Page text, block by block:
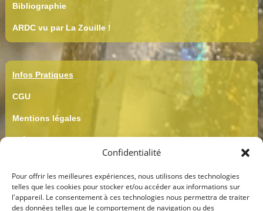
Confidentialité
Pour offrir les meilleures expériences, nous utilisons des technologies
telles que les cookies pour stocker et/ou accéder aux informations sur
l'appareil. Le consentement à ces technologies nous permettra de traiter
des données telles que le comportement de navigation ou des
Bibliographie
ARDC vu par La Zouille !
Infos Pratiques
CGU
Mentions légales
Crédits
Confidentialité